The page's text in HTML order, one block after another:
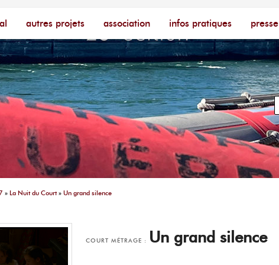
autres projets association infos pratiques presse
» La Nuit du Court» Un grand silence
COURT MÉTRAGE : Un grand silence